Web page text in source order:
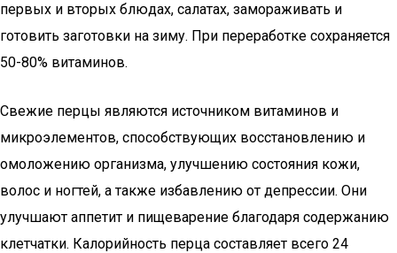
первых и вторых блюдах, салатах, замораживать и
готовить заготовки на зиму. При переработке сохраняется
50-80% витаминов.
Свежие перцы являются источником витаминов и
микроэлементов, способствующих восстановлению и
омоложению организма, улучшению состояния кожи,
волос и ногтей, а также избавлению от депрессии. Они
улучшают аппетит и пищеварение благодаря содержанию
клетчатки. Калорийность перца составляет всего 24